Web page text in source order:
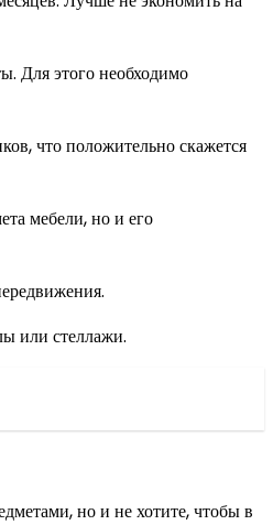
Для этого необходимо
что положительно скажется
мебели, но и его
или стеллажи.
но и не хотите, чтобы в